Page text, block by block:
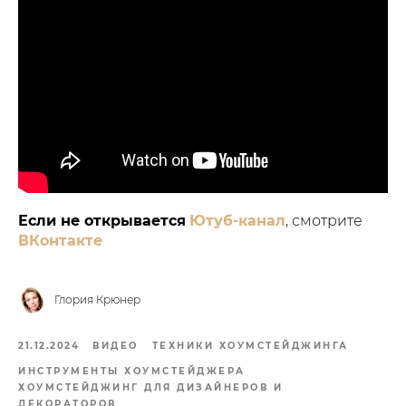
Если не открывается Ютуб-канал, смотрите
ВКонтакте
Глория Крюнер
21.12.2024 ВИДЕО ТЕХНИКИ ХОУМСТЕЙДЖИНГА
ИНСТРУМЕНТЫ ХОУМСТЕЙДЖЕРА
ХОУМСТЕЙДЖИНГ ДЛЯ ДИЗАЙНЕРОВ И
ДЕКОРАТОРОВ